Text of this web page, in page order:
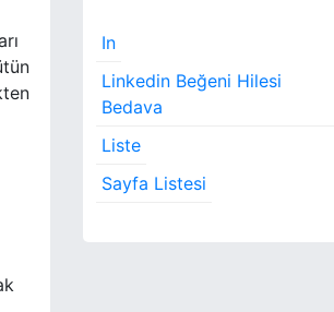
In
Linkedin Beğeni Hilesi
Bedava
Liste
Sayfa Listesi